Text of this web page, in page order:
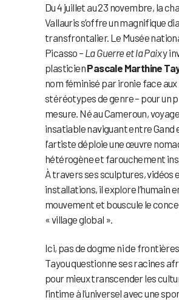
Du 4 juillet au 23 novembre, la
Vallauris s’offre un magnifique
transfrontalier. Le Musée
Picasso – La Guerre et la Paixy
plasticienPascale Marthine
nom féminisé par ironie face aux
stéréotypes de genre – pour un
mesure. Né au Cameroun,
insatiable naviguant entre Gand
l’artiste déploie une œuvre
hétérogène et farouchement
À travers ses sculptures, vidéos
installations, il explore l’humain
mouvement et bouscule le
« village global ».
Ici, pas de dogme ni de
Tayou questionne ses racines
pour mieux transcender les
l’intime à l’universel avec une